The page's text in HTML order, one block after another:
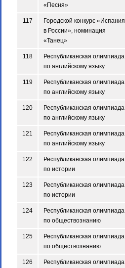
«Песня»
117
Городской конкурс «Испания
в России», номинация
«Танец»
118
Республиканская олимпиада
по английскому языку
119
Республиканская олимпиада
по английскому языку
120
Республиканская олимпиада
по английскому языку
121
Республиканская олимпиада
по английскому языку
122
Республиканская олимпиада
по истории
123
Республиканская олимпиада
по истории
124
Республиканская олимпиада
по обществознанию
125
Республиканская олимпиада
по обществознанию
126
Республиканская олимпиада